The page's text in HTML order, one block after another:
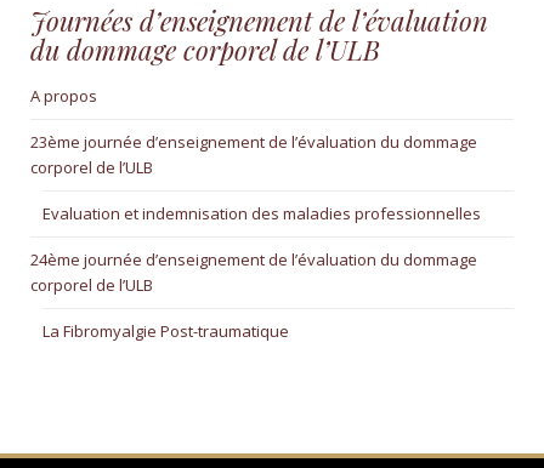
Journées d’enseignement de l’évaluation
du dommage corporel de l’ULB
A propos
23ème journée d’enseignement de l’évaluation du dommage
corporel de l’ULB
Evaluation et indemnisation des maladies professionnelles
24ème journée d’enseignement de l’évaluation du dommage
corporel de l’ULB
La Fibromyalgie Post-traumatique